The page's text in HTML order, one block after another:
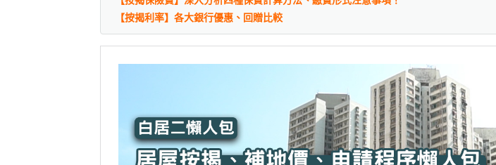
【按揭利率】各大銀行優惠、回贈比較